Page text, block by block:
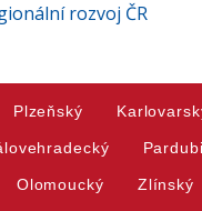
rozvoj ČR
Plzeňský
Olomoucký Zlínský